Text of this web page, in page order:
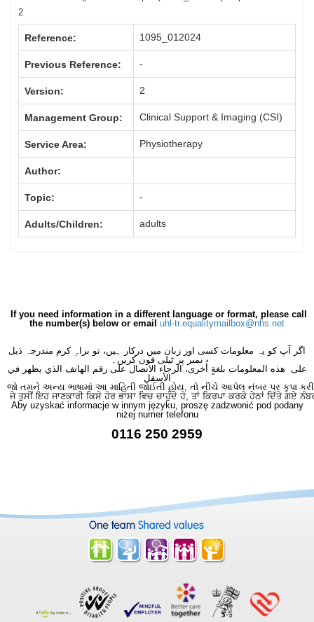
2
Reference: 1095_012024
Previous Reference: -
Version: 2
Management Group: Clinical Support & Imaging (CSI)
Service Area: Physiotherapy
Author:
Topic: -
Adults/Children: adults
If you need information in a different language or format, please call
the number(s) below or email uhl-tr.equalitymailbox@nhs.net
اگر آپ کو یہ معلومات کسی اور زبان میں درکار ہیں، تو براہِ کرم مندرجہ ذیل
نمبر پر ٹیلی فون کریں۔
على هذه المعلومات بلغةٍ أُخرى، الرجاء الاتصال على رقم الهاتف الذي يظهر في
الأسفل
જો તમને અન્ય ભાષામાં આ માહિતી જોઈતી હોય, તો નીચે આપેલ નંબર પર કૃપા કરી
ਜੇ ਤੁਸੀਂ ਇਹ ਜਾਣਕਾਰੀ ਕਿਸੇ ਹੋਰ ਭਾਸ਼ਾ ਵਿਚ ਚਾਹੁੰਦੇ ਹੋ, ਤਾਂ ਕਿਰਪਾ ਕਰਕੇ ਹੇਠਾਂ ਦਿੱਤੇ ਗਏ
Aby uzyskać informacje w innym języku, proszę zadzwonić pod podany
niżej numer telefonu
0116 250 2959